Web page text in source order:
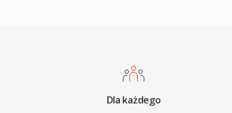
a niezabezpieczone
glownych
platformach. Format
Dla każdego